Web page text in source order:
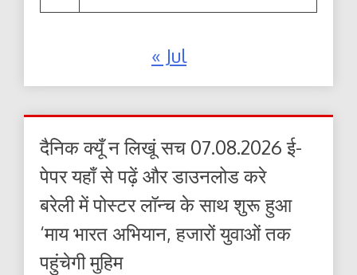
« Jul
दैनिक क्यूँ न लिखूं सच 07.08.2026 ई-
पेपर यहाँ से पढ़ें और डाउनलोड करे
बरेली में पोस्टर लॉन्च के साथ शुरू हुआ
‘माय भारत अभियान, हजारों युवाओं तक
पहुंचेगी मुहिम